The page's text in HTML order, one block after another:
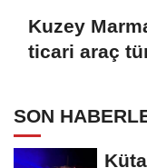
Kuzey
ticari araç
SON